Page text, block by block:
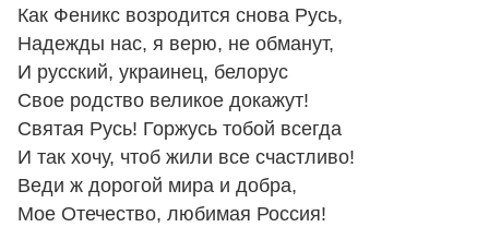
Как Феникс возродится снова Русь,
Надежды нас, я верю, не обманут,
И русский, украинец, белорус
Свое родство великое докажут!
Святая Русь! Горжусь тобой всегда
И так хочу, чтоб жили все счастливо!
Веди ж дорогой мира и добра,
Мое Отечество, любимая Россия!